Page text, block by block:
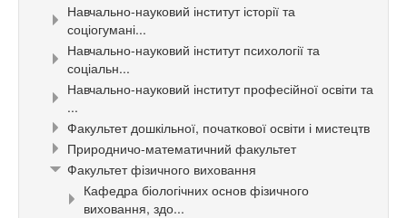
Навчально-науковий інститут історії та
соціогумані...
Навчально-науковий інститут психології та
соціальн...
Навчально-науковий інститут професійної освіти та
...
Факультет дошкільної, початкової освіти і мистецтв
Природничо-математичний факультет
Факультет фізичного виховання
Кафедра біологічних основ фізичного
виховання, здо...